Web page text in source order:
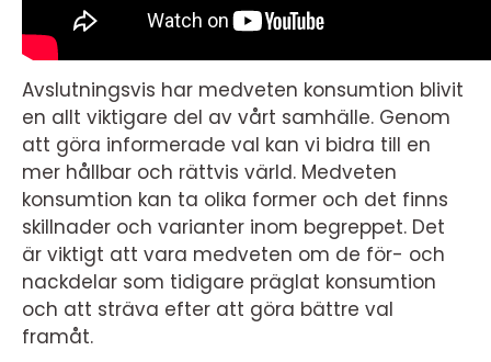
Avslutningsvis har medveten konsumtion blivit
en allt viktigare del av vårt samhälle. Genom
att göra informerade val kan vi bidra till en
mer hållbar och rättvis värld. Medveten
konsumtion kan ta olika former och det finns
skillnader och varianter inom begreppet. Det
är viktigt att vara medveten om de för- och
nackdelar som tidigare präglat konsumtion
och att sträva efter att göra bättre val
framåt.